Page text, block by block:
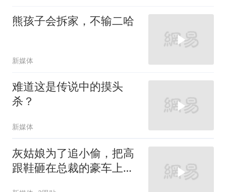
熊孩子会拆家，不输二哈
新媒体
难道这是传说中的摸头
杀？
新媒体
灰姑娘为了追小偷，把高
跟鞋砸在总裁的豪车上，